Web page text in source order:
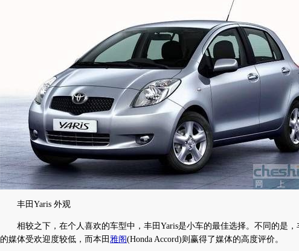
丰田Yaris 外观
相较之下，在个人喜欢的车型中，丰田Yaris是小车的最佳选择。不同的是，
的媒体受欢迎度较低，而本田 雅阁(Honda Accord)则赢得了媒体的高度评价。